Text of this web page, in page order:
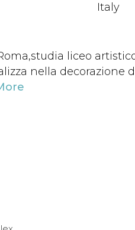
Italy
liceo
nella